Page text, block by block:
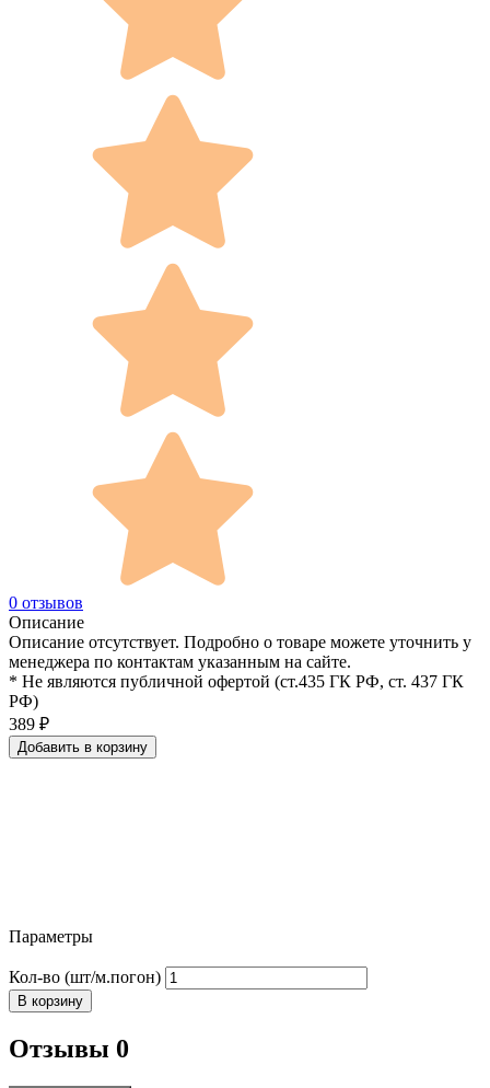
0 отзывов
Описание
Описание отсутствует. Подробно о товаре можете уточнить у
менеджера по контактам указанным на сайте.
* Не являются публичной офертой (ст.435 ГК РФ, cт. 437 ГК
РФ)
389 ₽
Добавить в корзину
Параметры
Кол-во (шт/м.погон)
В корзину
Отзывы 0